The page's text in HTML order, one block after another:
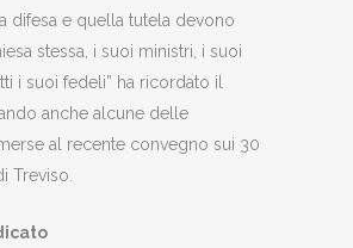
difesa e quella tutela devono
stessa, i suoi ministri, i suoi
i suoi fedeli” ha ricordato il
anche alcune delle
al recente convegno sui 30
Treviso.